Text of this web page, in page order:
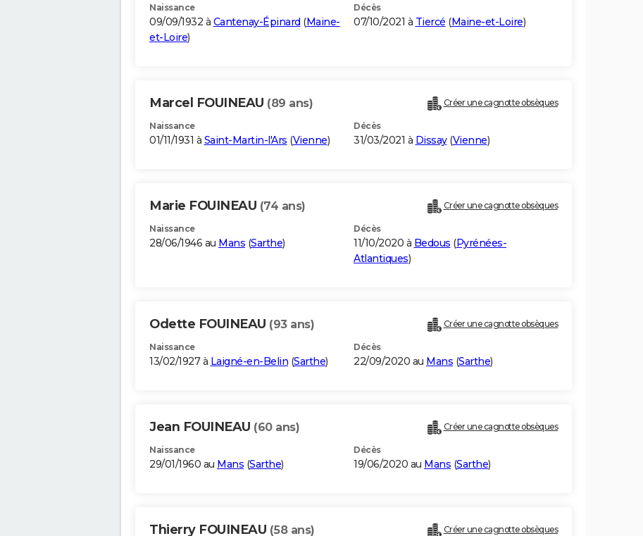
Naissance
09/09/1932 à Cantenay-Épinard (Maine-
et-Loire)
Décès
07/10/2021 à Tiercé (Maine-et-Loire)
Marcel FOUINEAU (89 ans) Créer une cagnotte obsèques
Naissance
01/11/1931 à Saint-Martin-l'Ars (Vienne)
Décès
31/03/2021 à Dissay(Vienne)
Marie FOUINEAU (74 ans) Créer une cagnotte obsèques
Naissance
28/06/1946 au Mans (Sarthe)
Décès
11/10/2020 à Bedous (Pyrénées-
Atlantiques)
Odette FOUINEAU (93 ans) Créer une cagnotte obsèques
Naissance
13/02/1927 à Laigné-en-Belin (Sarthe)
Décès
22/09/2020 au Mans (Sarthe)
Jean FOUINEAU (60 ans) Créer une cagnotte obsèques
Naissance
29/01/1960 au Mans (Sarthe)
Décès
19/06/2020 au Mans (Sarthe)
Thierry FOUINEAU (58 ans) Créer une cagnotte obsèques